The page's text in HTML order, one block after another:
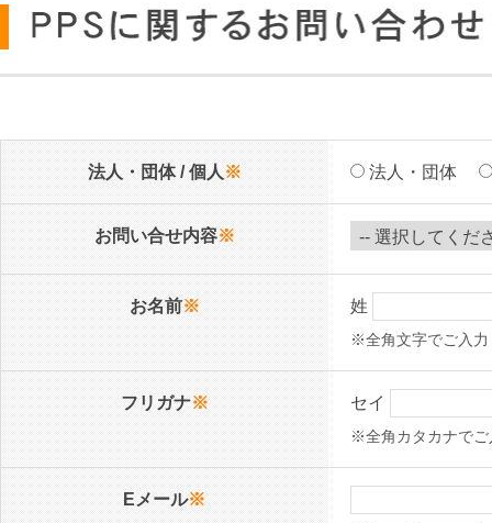
法人・団体 / 個人 ※ 法人・団体
お問い合せ内容※
お名前※ 姓
※全角文字でご入力
フリガナ※ セイ
※全角カタカナでご
Eメール※